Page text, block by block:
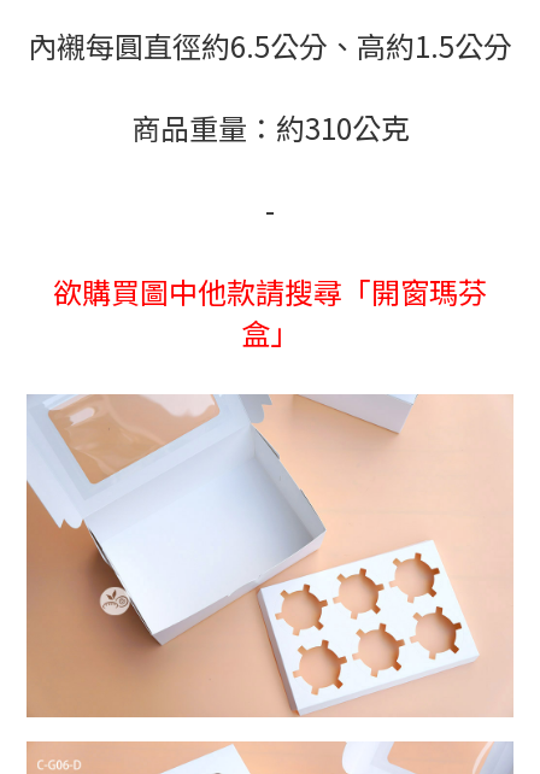
內襯每圓直徑約6.5公分、高約1.5公分
商品重量：約310公克
-
欲購買圖中他款請搜尋「開窗瑪芬
盒」